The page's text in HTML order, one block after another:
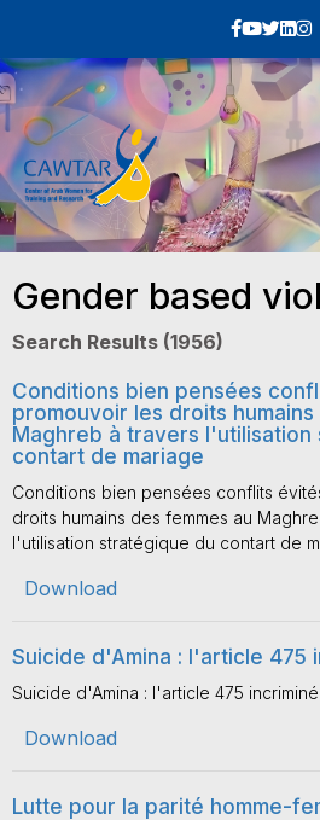
Gender based
Search Results (1956)
Conditions bien pensées
promouvoir les droits
Maghreb à travers l'utilisation
contart de mariage
Conditions bien pensées conflits
droits humains des femmes au
l'utilisation stratégique du contart de
Download
Suicide d'Amina : l'article 475
Suicide d'Amina : l'article 475 incriminé
Download
Lutte pour la parité homme-